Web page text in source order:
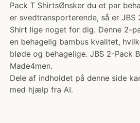
Pack T ShirtsØnsker du et par
er svedtransporterende, så er JBS
Shirt lige noget for dig. Denne 2-
en behagelig bambus kvalitet,
bløde og behagelige. JBS 2-Pack
Made4men.
Dele af indholdet på denne side
med hjælp fra AI.